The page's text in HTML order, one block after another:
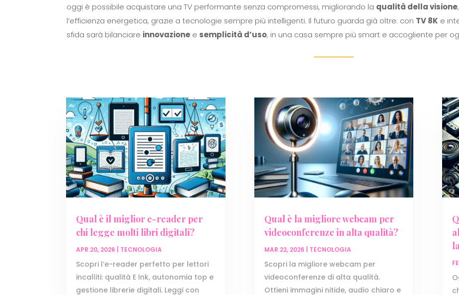
oggi è possibile acquistare una TV performante senza compromessi, migliorando la qualità della visione
l’efficienza energetica, grazie a tecnologie sempre più intelligenti. Il futuro guarda già oltre: con TV 8K e
sfida sarà bilanciare innovazione e semplicità d’uso, in una casa sempre più smart e accogliente per
Qual è il miglior e-reader per
chi legge molti libri digitali?
APR 20, 2026 TECNOLOGIA
Scopri l’e-reader perfetto per lettori
incalliti: qualità E Ink, autonomia top e
gestione librerie digitali. Leggi con
Qual è la migliore webcam per
videoconferenze in alta qualità?
MAR 22, 2026 TECNOLOGIA
Scopri la migliore webcam per
videoconferenze di alta qualità.
Ottieni immagini nitide, audio chiaro e